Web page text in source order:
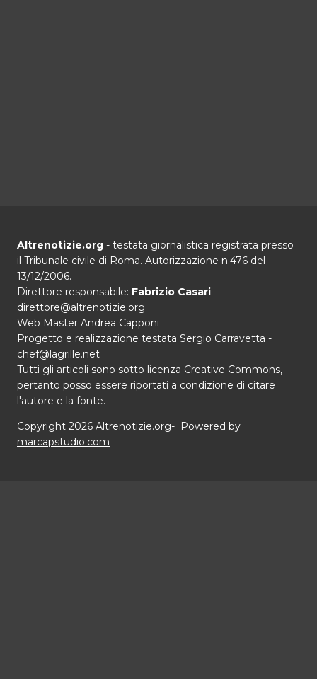
Altrenotizie.org - testata giornalistica registrata presso
il Tribunale civile di Roma. Autorizzazione n.476 del
13/12/2006.
Direttore responsabile: Fabrizio Casari -
direttore@altrenotizie.org
Web Master Andrea Capponi
Progetto e realizzazione testata Sergio Carravetta -
chef@lagrille.net
Tutti gli articoli sono sotto licenza Creative Commons,
pertanto posso essere riportati a condizione di citare
l'autore e la fonte.
Copyright 2026 Altrenotizie.org- Powered by
marcapstudio.com